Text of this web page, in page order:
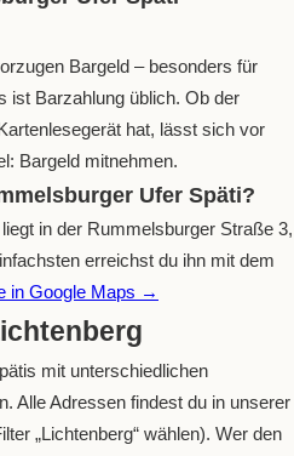
Bargeld – besonders für
ist Barzahlung üblich. Ob der
hat, lässt sich vor
Bargeld mitnehmen.
Ufer Späti?
in der Rummelsburger Straße 3,
erreichst du ihn mit dem
in Google Maps →
mit unterschiedlichen
Alle Adressen findest du in unserer
„Lichtenberg“ wählen). Wer den